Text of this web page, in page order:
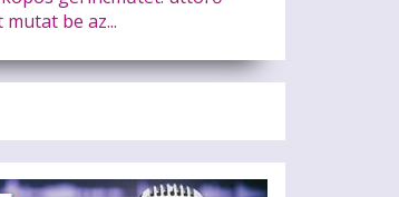
be az...